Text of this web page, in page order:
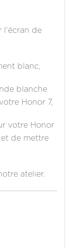
l'écran de
blanc,
blanche
Honor 7,
votre Honor
et de mettre
atelier.